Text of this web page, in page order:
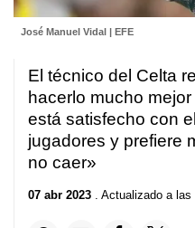
José Manuel Vidal | EFE
El técnico del Celta
hacerlo mucho
está satisfecho con
jugadores y prefiere
no caer»
07 abr 2023 . Actualizado a las